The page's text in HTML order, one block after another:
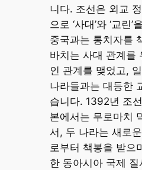
니다. 조선은 외교
으로 ‘사대’와 ‘교린
중국과는 통치자를
바치는 사대 관계를
인 관계를 맺었고,
나라들과는 대등한
습니다. 1392년 조
본에서는 무로마치
서, 두 나라는 새로
로부터 책봉을 받으
한 동아시아 국제